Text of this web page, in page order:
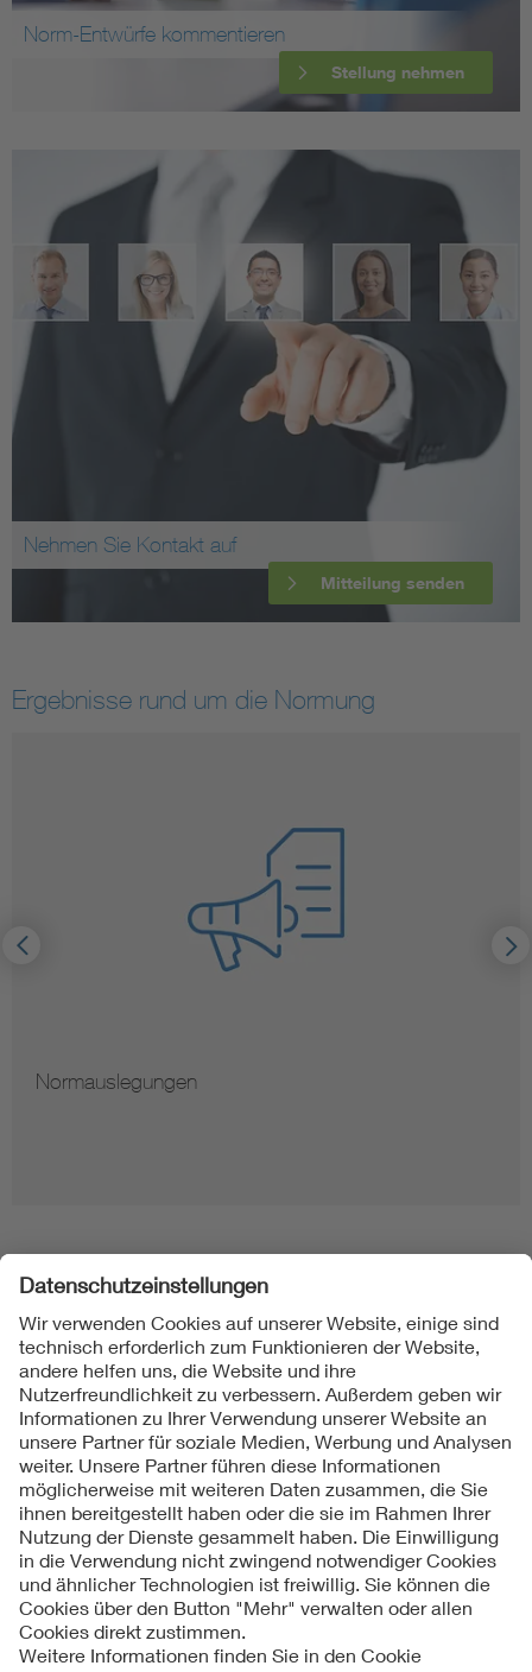
Norm-Entwürfe kommentieren
Stellung nehmen
Nehmen Sie Kontakt auf
Mitteilung senden
Ergebnisse rund um die Normung
Normauslegungen
Folgen Sie uns
Kontakt
Impressum
Datenschutzinformationen